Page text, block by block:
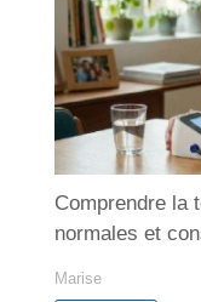
Comprendre la
normales et
Marise